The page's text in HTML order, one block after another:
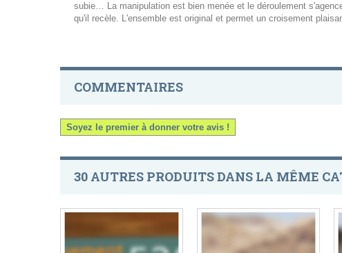
subie… La manipulation est bien menée et le déroulement
qu'il recèle. L'ensemble est original et permet un croisement
COMMENTAIRES
Soyez le premier à donner votre avis !
30 AUTRES PRODUITS DANS LA MÊME